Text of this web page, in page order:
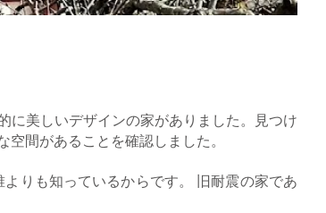
に美しいデザインの家がありました。見つけ
間があることを確認しました。
りも知っているからです。 旧耐震の家であ